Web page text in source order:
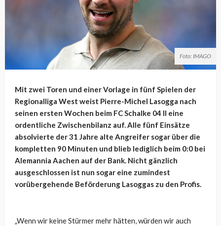
Foto: IMAGO
Mit zwei Toren und einer Vorlage in fünf Spielen der
Regionalliga West weist Pierre-Michel Lasogga nach
seinen ersten Wochen beim FC Schalke 04 II eine
ordentliche Zwischenbilanz auf. Alle fünf Einsätze
absolvierte der 31 Jahre alte Angreifer sogar über die
kompletten 90 Minuten und blieb lediglich beim 0:0 bei
Alemannia Aachen auf der Bank. Nicht gänzlich
ausgeschlossen ist nun sogar eine zumindest
vorübergehende Beförderung Lasoggas zu den Profis.
„Wenn wir keine Stürmer mehr hätten, würden wir auch